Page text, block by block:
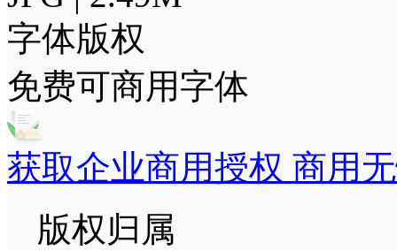
字体版权
免费可商用字体
获取企业商用授权 商用
版权归属